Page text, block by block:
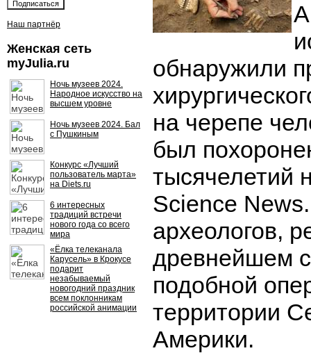
Наш партнёр
Женская сеть
myJulia.ru
Ночь музеев 2024.
Народное искусство на
высшем уровне
Ночь музеев 2024. Бал
с Пушкиным
Конкурс «Лучший
пользователь марта»
на Diets.ru
6 интересных
традиций встречи
нового года со всего
мира
«Ёлка телеканала
Карусель» в Крокусе
подарит
незабываемый
новогодний праздник
всем поклонникам
российской анимации
обнаружили
на черепе
был
тысячелетий
Science
археологов,
древнейшем
подобной
территории
Америки.